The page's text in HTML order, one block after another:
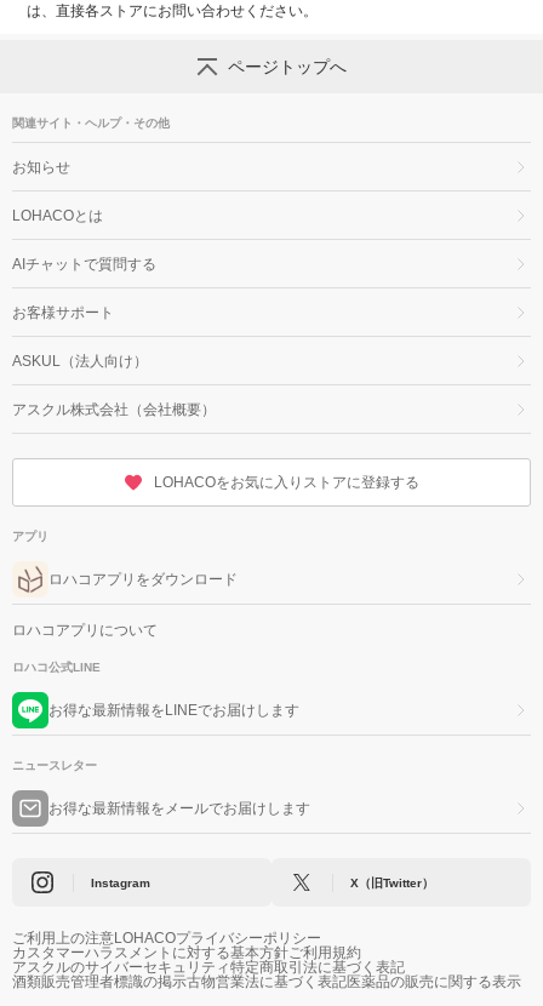
は、直接各ストアにお問い合わせください。
ページトップへ
関連サイト・ヘルプ・その他
お知らせ
LOHACOとは
AIチャットで質問する
お客様サポート
ASKUL（法人向け）
アスクル株式会社（会社概要）
LOHACOをお気に入りストアに登録する
アプリ
ロハコアプリをダウンロード
ロハコアプリについて
ロハコ公式LINE
お得な最新情報をLINEでお届けします
ニュースレター
お得な最新情報をメールでお届けします
Instagram X（旧Twitter）
ご利用上の注意LOHACOプライバシーポリシー
カスタマーハラスメントに対する基本方針ご利用規約
アスクルのサイバーセキュリティ特定商取引法に基づく表記
酒類販売管理者標識の掲示古物営業法に基づく表記医薬品の販売に関する表示